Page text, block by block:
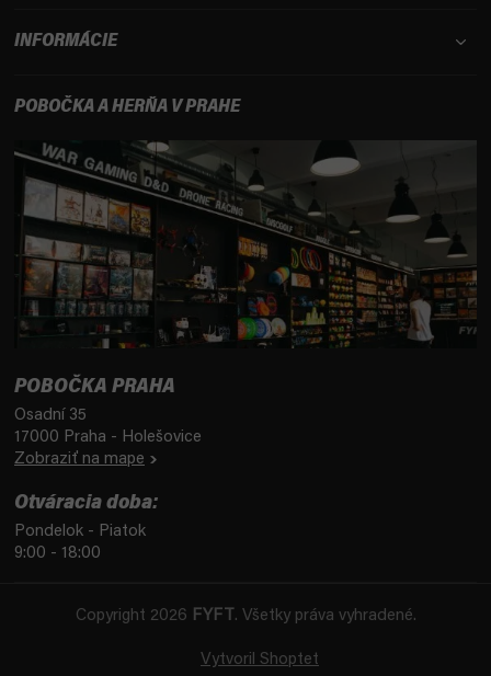
INFORMÁCIE
POBOČKA A HERŇA V PRAHE
POBOČKA PRAHA
Osadní 35
17000 Praha - Holešovice
Zobraziť na mape
Otváracia doba:
Pondelok - Piatok
9:00 - 18:00
Vytvoril Shoptet
Copyright 2026 FYFT . Všetky práva vyhradené.